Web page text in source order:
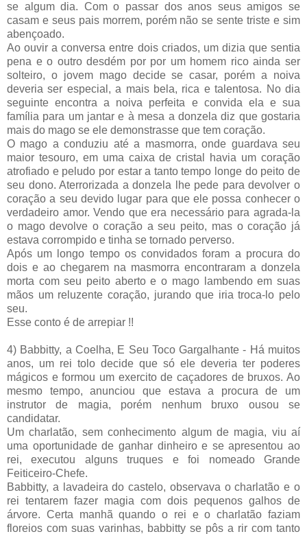
se algum dia. Com o passar dos anos seus amigos se
casam e seus pais morrem, porém não se sente triste e sim
abençoado.
Ao ouvir a conversa entre dois criados, um dizia que sentia
pena e o outro desdém por por um homem rico ainda ser
solteiro, o jovem mago decide se casar, porém a noiva
deveria ser especial, a mais bela, rica e talentosa. No dia
seguinte encontra a noiva perfeita e convida ela e sua
família para um jantar e à mesa a donzela diz que gostaria
mais do mago se ele demonstrasse que tem coração.
O mago a conduziu até a masmorra, onde guardava seu
maior tesouro, em uma caixa de cristal havia um coração
atrofiado e peludo por estar a tanto tempo longe do peito de
seu dono. Aterrorizada a donzela lhe pede para devolver o
coração a seu devido lugar para que ele possa conhecer o
verdadeiro amor. Vendo que era necessário para agrada-la
o mago devolve o coração a seu peito, mas o coração já
estava corrompido e tinha se tornado perverso.
Após um longo tempo os convidados foram a procura do
dois e ao chegarem na masmorra encontraram a donzela
morta com seu peito aberto e o mago lambendo em suas
mãos um reluzente coração, jurando que iria troca-lo pelo
seu.
Esse conto é de arrepiar !!
4) Babbitty, a Coelha, E Seu TocoGargalhante - Há muitos
anos, um rei tolo decide que só ele deveria ter poderes
mágicos e formou um exercito de caçadores de bruxos. Ao
mesmo tempo, anunciou que estava a procura de um
instrutor de magia, porém nenhum bruxo ousou se
candidatar.
Um charlatão, sem conhecimento algum de magia, viu aí
uma oportunidade de ganhar dinheiro e se apresentou ao
rei, executou alguns truques e foi nomeado Grande
Feiticeiro-Chefe.
Babbitty, a lavadeira do castelo, observava o charlatão e o
rei tentarem fazer magia com dois pequenos galhos de
árvore. Certa manhã quando o rei e o charlatão faziam
floreios com suas varinhas, babbitty se pôs a rir com tanto